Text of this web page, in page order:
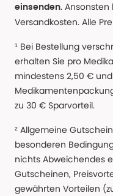
einsenden. Ansonsten
Versandkosten. Alle
¹ Bei Bestellung
erhalten Sie pro
mindestens 2,50 €
zu 30 € Sparvorteil.
² Allgemeine
besonderen
nichts Abweichendes
Gutscheinen,
gewährten Vorteilen